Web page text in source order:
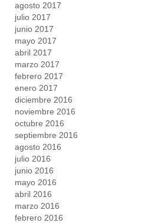
agosto 2017
julio 2017
junio 2017
mayo 2017
abril 2017
marzo 2017
febrero 2017
enero 2017
diciembre 2016
noviembre 2016
octubre 2016
septiembre 2016
agosto 2016
julio 2016
junio 2016
mayo 2016
abril 2016
marzo 2016
febrero 2016